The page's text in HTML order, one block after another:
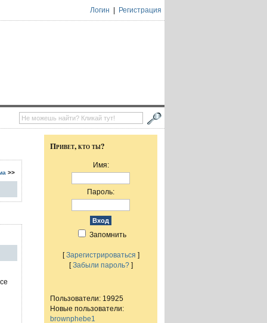
Логин Регистрация
>>
Привет, кто ты?
Имя:
Пароль:
Запомнить
[Зарегистрироваться ]
[Забыли пароль?]
Пользователи: 19925
Новые пользователи:
brownphebe1